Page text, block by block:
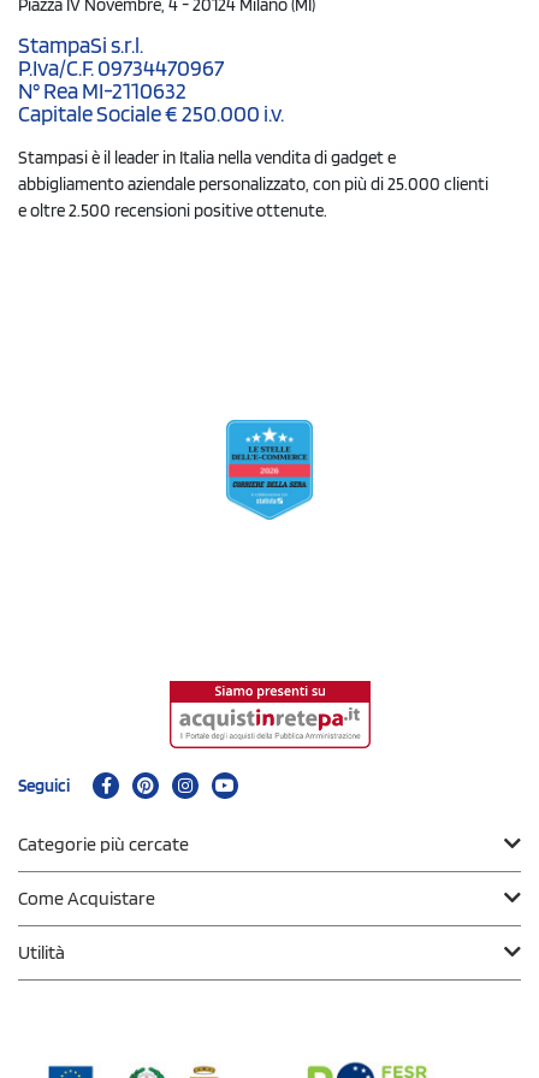
Piazza IV Novembre, 4 - 20124 Milano (MI)
StampaSi s.r.l.
P.Iva/C.F. 09734470967
N° Rea MI-2110632
Capitale Sociale € 250.000 i.v.
Stampasi è il leader in Italia nella vendita di gadget e
abbigliamento aziendale personalizzato, con più di 25.000 clienti
e oltre 2.500 recensioni positive ottenute.
Seguici
Categorie più cercate
Come Acquistare
Utilità